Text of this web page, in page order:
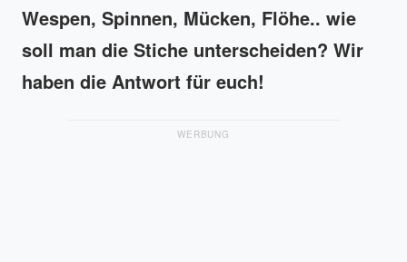
Wespen, Spinnen, Mücken, Flöhe.. wie
soll man die Stiche unterscheiden? Wir
haben die Antwort für euch!
WERBUNG